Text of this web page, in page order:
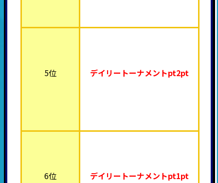
5位 デイリートーナメントpt2pt
6位 デイリートーナメントpt1pt